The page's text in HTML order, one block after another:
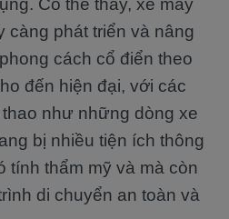
Có thể thấy, xe máy
càng phát triển và nâng
cách cổ điển theo
đến hiện đại, với các
như những dòng xe
bị nhiều tiện ích thông
tính thẩm mỹ và mà còn
di chuyển an toàn và